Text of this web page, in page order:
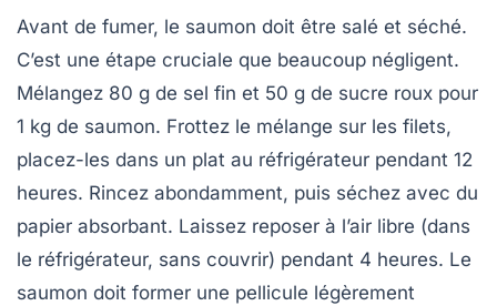
Avant de fumer, le saumon doit être salé et séché.
C’est une étape cruciale que beaucoup négligent.
Mélangez 80 g de sel fin et 50 g de sucre roux pour
1 kg de saumon. Frottez le mélange sur les filets,
placez-les dans un plat au réfrigérateur pendant 12
heures. Rincez abondamment, puis séchez avec du
papier absorbant. Laissez reposer à l’air libre (dans
le réfrigérateur, sans couvrir) pendant 4 heures. Le
saumon doit former une pellicule légèrement